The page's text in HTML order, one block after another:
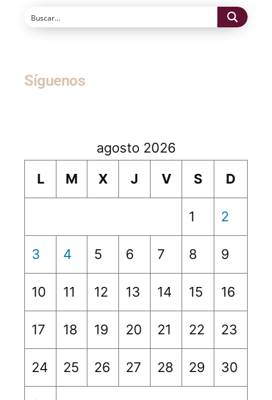
Síguenos
agosto 2026
L
M X J V S D
1 2
3 4 5 6 7 8 9
10 11 12 13 14 15 16
17 18 19 20 21 22 23
24 25 26 27 28 29 30